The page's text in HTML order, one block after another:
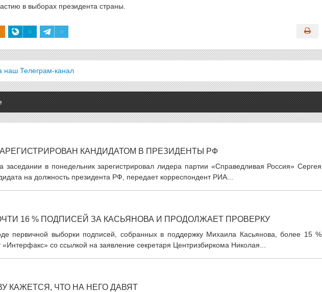
в выборах президента страны.
наш Телеграм-канал
КАНДИДАТОМ В ПРЕЗИДЕНТЫ РФ
заседании в понедельник зарегистрировал лидера партии «Справедливая Россия» Сергея
на должность президента РФ, передает корреспондент РИА...
16 % ПОДПИСЕЙ ЗА КАСЬЯНОВА И ПРОДОЛЖАЕТ ПРОВЕРКУ
первичной выборки подписей, собранных в поддержку Михаила Касьянова, более 15 %
со ссылкой на заявление секретаря Центризбиркома Николая...
КАЖЕТСЯ, ЧТО НА НЕГО ДАВЯТ